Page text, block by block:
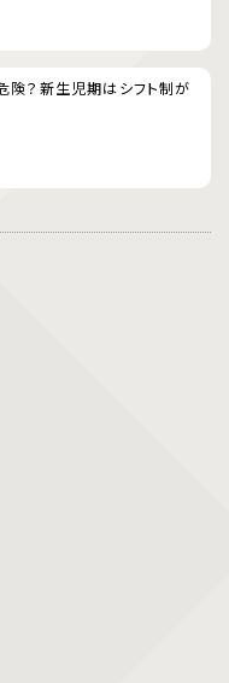
険？新生児期はシフト制が